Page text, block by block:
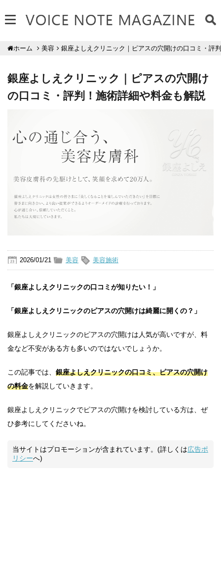
ホーム 美容 銀座よしえクリニック｜ピアスの穴開けの口コミ・評
銀座よしえクリニック｜ピアスの穴開け
の口コミ・評判！施術詳細や料金も解説
2026/01/21 美容 美容施術
「銀座よしえクリニックの口コミが知りたい！」
「銀座よしえクリニックのピアスの穴開けは綺麗に開くの？」
銀座よしえクリニックのピアスの穴開けは人気が高いですが、料
金など不安がある方も多いのではないでしょうか。
この記事では、 銀座よしえクリニックの口コミ、ピアスの穴開け
の料金を解説していきます。
銀座よしえクリニックでピアスの穴開けを検討している方は、ぜ
ひ参考にしてくださいね。
当サイトはプロモーションが含まれています。(詳しくは広告ポ
リシーへ)